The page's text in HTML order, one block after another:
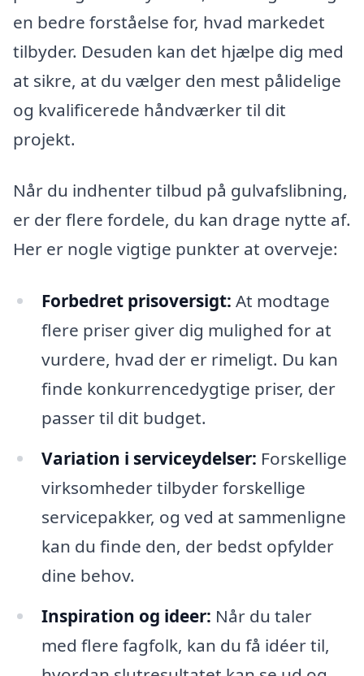
en bedre forståelse for, hvad markedet
tilbyder. Desuden kan det hjælpe dig med
at sikre, at du vælger den mest pålidelige
og kvalificerede håndværker til dit
projekt.
Når du indhenter tilbud på gulvafslibning,
er der flere fordele, du kan drage nytte af.
Her er nogle vigtige punkter at overveje:
Forbedret prisoversigt: At modtage
flere priser giver dig mulighed for at
vurdere, hvad der er rimeligt. Du kan
finde konkurrencedygtige priser, der
passer til dit budget.
Variation i serviceydelser: Forskellige
virksomheder tilbyder forskellige
servicepakker, og ved at sammenligne
kan du finde den, der bedst opfylder
dine behov.
Inspiration og ideer: Når du taler
med flere fagfolk, kan du få idéer til,